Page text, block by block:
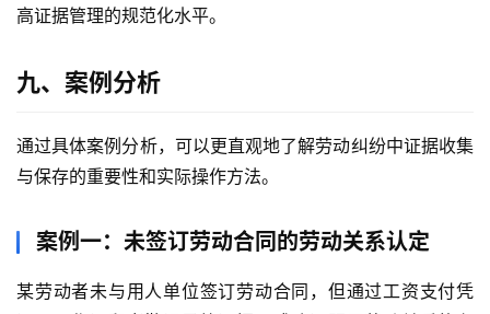
高证据管理的规范化水平。
九、案例分析
通过具体案例分析，可以更直观地了解劳动纠纷中证据收集
与保存的重要性和实际操作方法。
案例一：未签订劳动合同的劳动关系认定
某劳动者未与用人单位签订劳动合同，但通过工资支付凭